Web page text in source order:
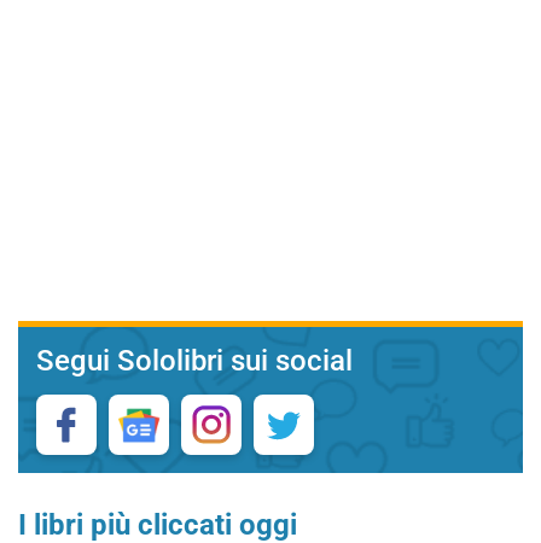
Segui Sololibri sui social
I libri più cliccati oggi